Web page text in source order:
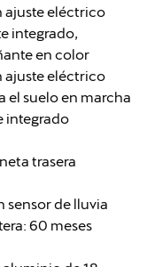
eléctrico
integrado,
en color
eléctrico
el suelo en marcha
integrado
trasera
sensor de lluvia
60 meses